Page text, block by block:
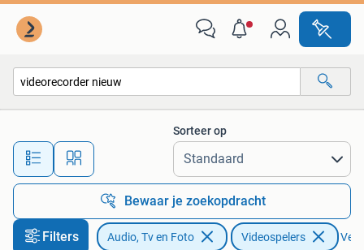
Alle afstanden…
Sorteer op
Bewaar je zoekopdracht
Filters Audio, Tv en Foto Videospelers